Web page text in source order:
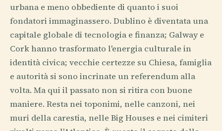
urbana e meno obbediente di quanto i suoi
fondatori immaginassero. Dublino è diventata una
capitale globale di tecnologia e finanza; Galway e
Cork hanno trasformato l'energia culturale in
identità civica; vecchie certezze su Chiesa, famiglia
e autorità si sono incrinate un referendum alla
volta. Ma qui il passato non si ritira con buone
maniere. Resta nei toponimi, nelle canzoni, nei
muri della carestia, nelle Big Houses e nei cimiteri